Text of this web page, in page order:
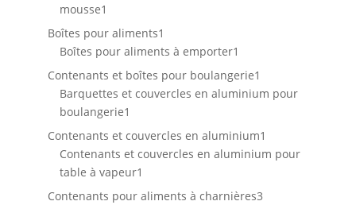
mousse1
produit
Boîtes pour aliments1
produit
Boîtes pour aliments à emporter1
produit
Contenants et boîtes pour boulangerie1
produit
Barquettes et couvercles en aluminium pour
boulangerie1
produit
Contenants et couvercles en aluminium1
produit
Contenants et couvercles en aluminium pour
table à vapeur1
produit
Contenants pour aliments à charnières33